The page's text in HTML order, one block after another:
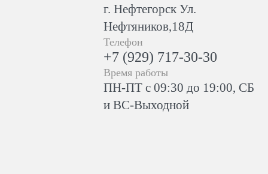
г. Нефтегорск Ул.
Нефтяников,18Д
Телефон
+7 (929) 717-30-30
Время работы
ПН-ПТ с 09:30 до 19:00, СБ
и ВС-Выходной